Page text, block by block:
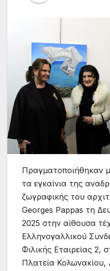
Πραγματοποιήθηκαν
τα εγκαίνια της
ζωγραφικής του
Georges Pappas τη
2025 στην αίθουσα
Ελληνογαλλικού
Φιλικής Εταιρείας 2,
Πλατεία Κολωνακίου,